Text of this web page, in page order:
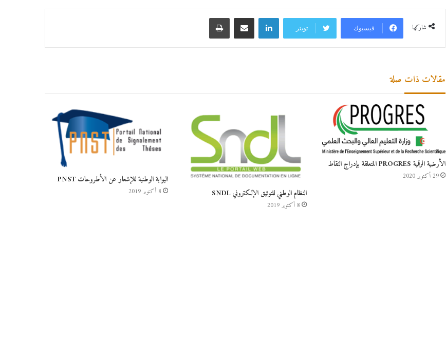
شاركها فيسبوك تويتر
مقالات ذات صلة
الأرضية الرقمية PROGRES المتعلقة بإدراج النقاط
29 أكتوبر 2020
النظام الوطني للتوثيق الإلكتروني SNDL
8 أكتوبر 2019
البوابة الوطنية للإشعار عن الأطروحات PNST
8 أكتوبر 2019